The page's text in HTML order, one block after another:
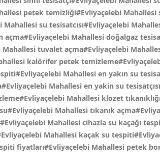
petek temizliği#Evliyaçelebi
su tesisatcısı#Evliyaçelebi
açma#Evliyaçelebi Mahallesi doğalgaz
tuvalet açma#Evliyaçelebi
kalörifer petek
Mahallesi en yakın su
Mahallesi en yakin su
Mahallesi klozet
Mahallesi tıkanık
Mahallesi cihazla su kaçağı
Mahallesi kaçak su
fiyatları#Evliyaçelebi Mahallesi petek